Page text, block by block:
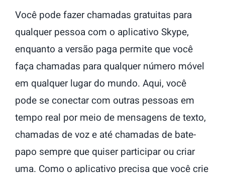
Você pode fazer chamadas gratuitas para
qualquer pessoa com o aplicativo Skype,
enquanto a versão paga permite que você
faça chamadas para qualquer número móvel
em qualquer lugar do mundo. Aqui, você
pode se conectar com outras pessoas em
tempo real por meio de mensagens de texto,
chamadas de voz e até chamadas de bate-
papo sempre que quiser participar ou criar
uma. Como o aplicativo precisa que você crie